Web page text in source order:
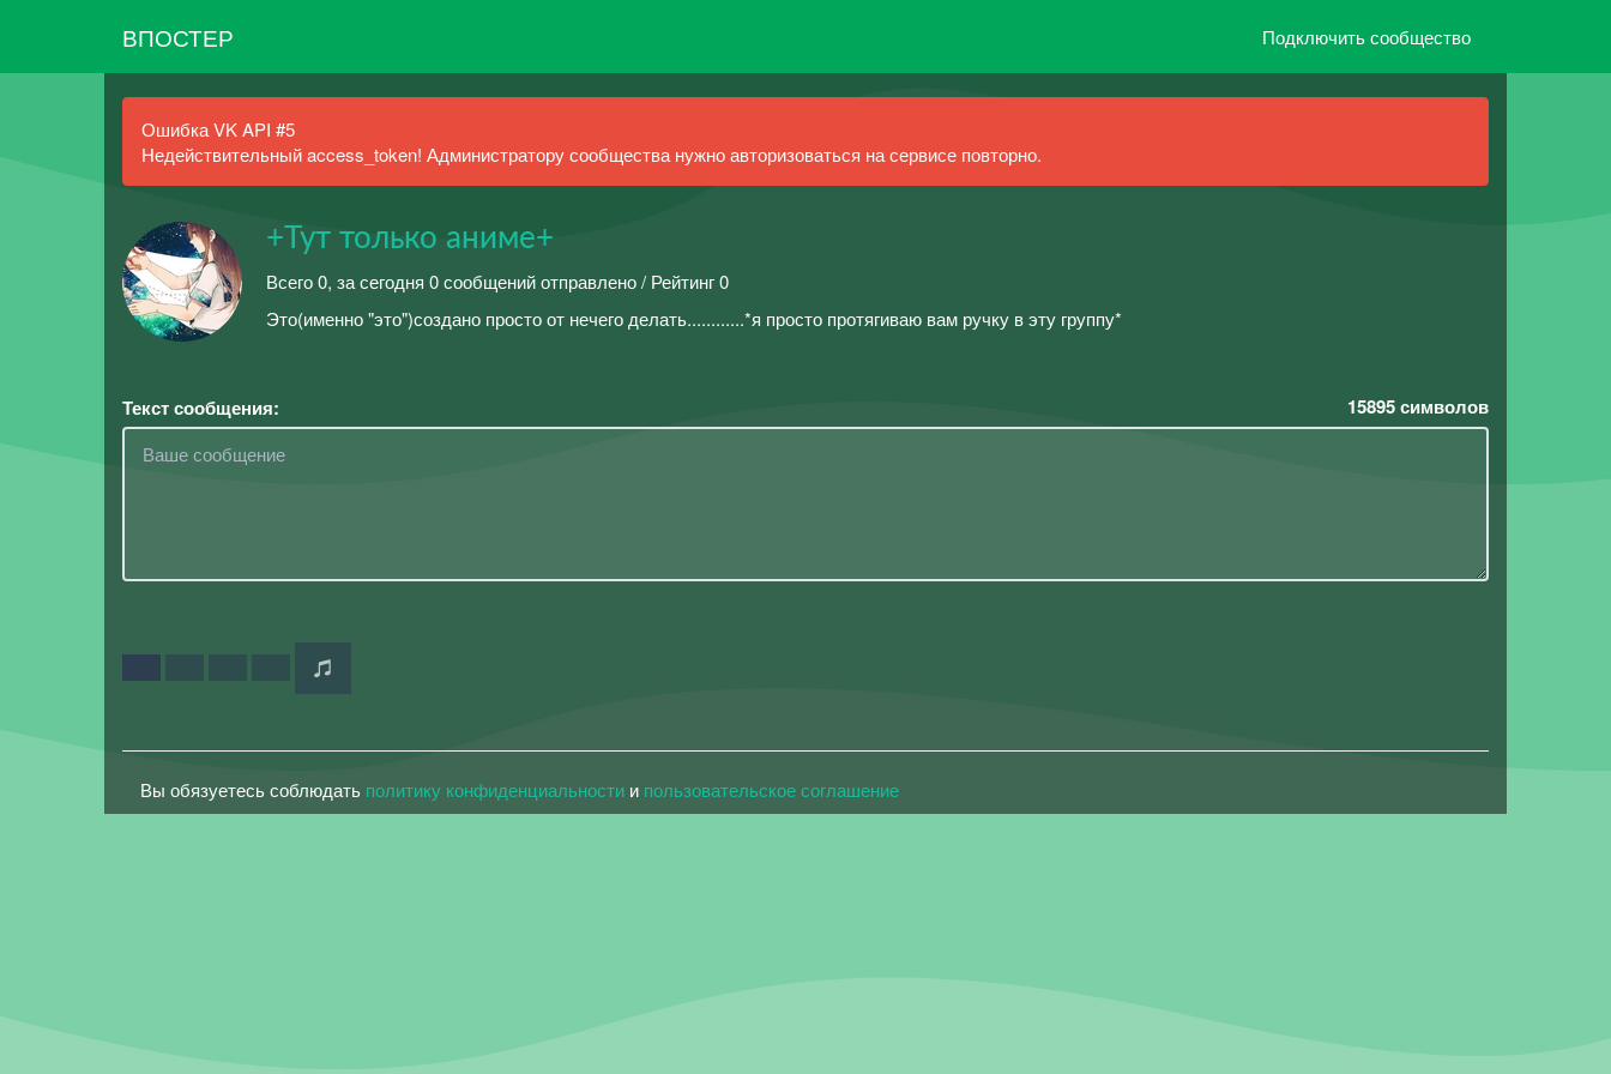
ВПОСТЕР Подключить сообщество
Ошибка VK API #5
Недействительный access_token! Администратору сообщества нужно авторизоваться на сервисе повторно.
+Тут только аниме+
Всего 0, за сегодня 0 сообщений отправлено / Рейтинг 0
Это(именно "это")создано просто от нечего делать............*я просто протягиваю вам ручку в эту группу*
Текст сообщения: 15895символов
Вы обязуетесь соблюдать политику конфиденциальности и пользовательское соглашение